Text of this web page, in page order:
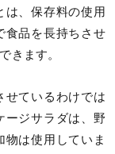
は、保存料の使用
食品を長持ちさせ
きます。
せているわけでは
ージサラダは、野
は使用していま